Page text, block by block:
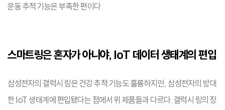
운동 추적 기능은 부족한 편이다.
스마트링은 혼자가 아니야, IoT 데이터 생태계의 편입
삼성전자의 갤럭시 링은 건강 추적 기능도 훌륭하지만, 삼성전자의 방대
한 IoT 생태계에 편입됐다는 점에서 위 제품들과 다르다. 갤럭시 링의 장